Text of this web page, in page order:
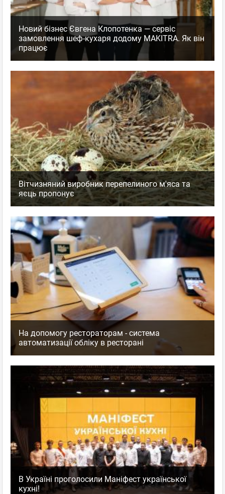
Новий бізнес Євгена Клопотенка — сервіс
замовлення шеф-кухаря додому MAKITRA. Як він
працює
Вітчизняний виробник перепелиного м'яса та
яєць пропонує
На допомогу рестораторам - система
автоматизації обліку в ресторані
В Україні проголосили Маніфест української
кухні!